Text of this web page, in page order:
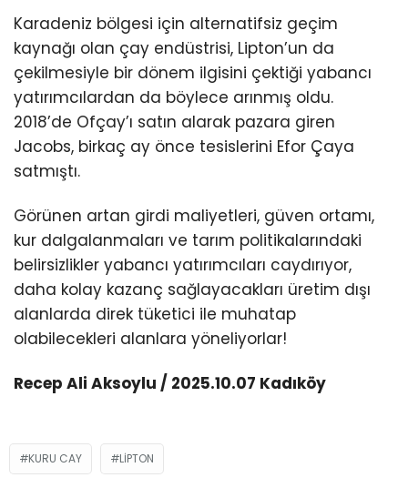
Karadeniz bölgesi için alternatifsiz geçim
kaynağı olan çay endüstrisi, Lipton’un da
çekilmesiyle bir dönem ilgisini çektiği yabancı
yatırımcılardan da böylece arınmış oldu.
2018’de Ofçay’ı satın alarak pazara giren
Jacobs, birkaç ay önce tesislerini Efor Çaya
satmıştı.
Görünen artan girdi maliyetleri, güven ortamı,
kur dalgalanmaları ve tarım politikalarındaki
belirsizlikler yabancı yatırımcıları caydırıyor,
daha kolay kazanç sağlayacakları üretim dışı
alanlarda direk tüketici ile muhatap
olabilecekleri alanlara yöneliyorlar!
Recep Ali Aksoylu / 2025.10.07 Kadıköy
KURU CAY LIPTON